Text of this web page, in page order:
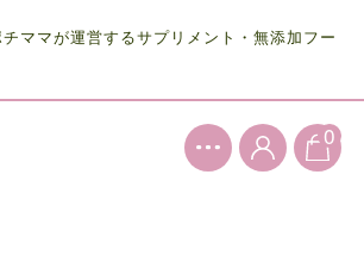
ママが運営するサプリメント・無添加フー
0